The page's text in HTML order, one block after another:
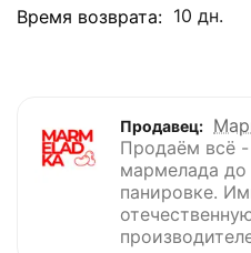
Время возврата: 10 дн.
Продавец:
Продаём всё -
мармелада
панировке.